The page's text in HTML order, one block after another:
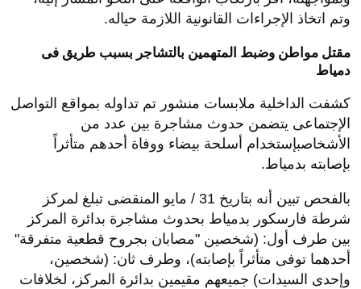
وتم اتخاذ الإجراءات القانونية اللازمة حياله.
مقتل مواطن وضبط المتهمين بالتشاجر بسبب طريق فى
دمياط
كشفت الداخلية ملابسات منشور تم تداوله بمواقع التواصل
الإجتماعى يتضمن حدوث مشاجرة بين عدد من
الأشخاصبإستخدام أسلحة بيضاء ووفاة أحدهم متأثراً
بإصابته بدمياط.
بالفحص تبين أنه بتاريخ 31 / مايو المنقضى تبلغ لمركز
شرطة فارسكور بدمياط بحدوث مشاجرة بدائرة المركز
بين طرف أول: (شخصين "مصابان بجروح قطعية متفرقة"
أحدهما توفى متأثراً بإصابته)، وطرف ثان: (شخصين،
وإحدى السيدات) جميعهم مقيمين بدائرة المركز، لخلافات